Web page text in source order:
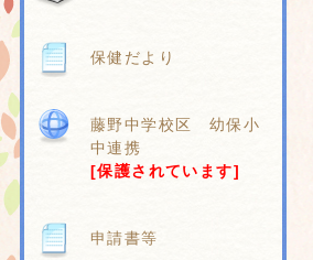
保健だより
藤野中学校区 幼保小
中連携
[保護されています]
申請書等